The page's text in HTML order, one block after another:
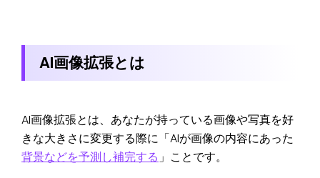
AI画像拡張とは
AI画像拡張とは、あなたが持っている画像や写真を好
きな大きさに変更する際に「AIが画像の内容にあった
背景などを予測し補完する」ことです。